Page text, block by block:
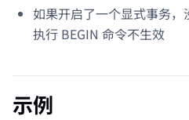
如果开启了一个显式事务
执行 BEGIN 命令不生效
示例